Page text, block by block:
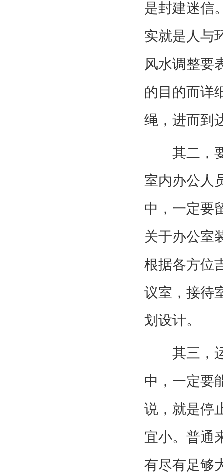
是封建迷信
实就是人与
风水调整要
的目的而详
绳，进而到
其二，要
室内办公人
中，一定要
关于办公室
根据各方位
议室，接待
划设计。
其三，运
中，一定要
说，就是停
宜小。普通
有尽有足够